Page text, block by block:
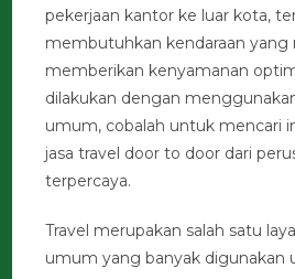
pekerjaan kantor ke luar kota,
membutuhkan kendaraan yang
memberikan kenyamanan
dilakukan dengan
umum, cobalah untuk mencari
jasa travel door to door dari
terpercaya.
Travel merupakan salah satu
umum yang banyak digunakan